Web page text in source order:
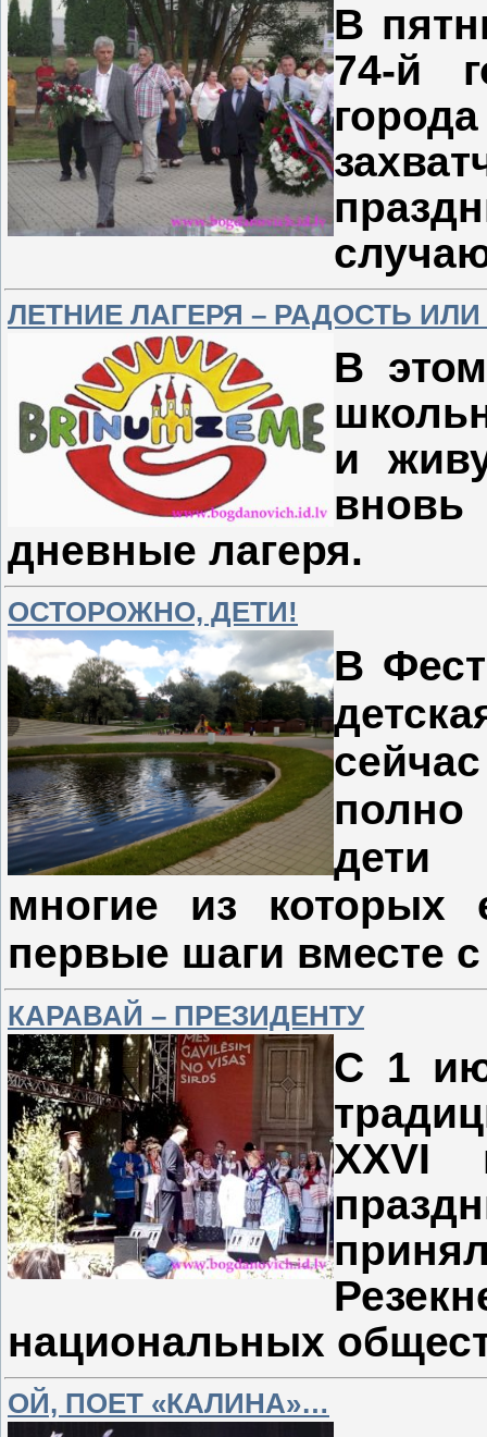
В
74-й
ЛЕТНИЕ ЛАГЕРЯ – РАДОСТЬ
В
и
дневные лагеря.
ОСТОРОЖНО, ДЕТИ!
В
полно
дети
многие из которых
первые шаги вместе
КАРАВАЙ – ПРЕЗИДЕНТУ
С 1
XXVI
национальных
ОЙ, ПОЕТ «КАЛИНА»…